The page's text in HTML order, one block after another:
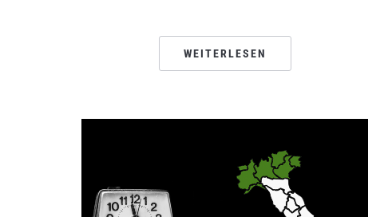
WEITERLESEN